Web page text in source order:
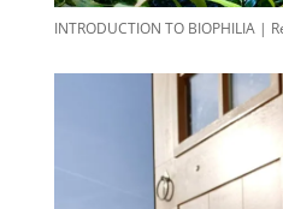
INTRODUCTION TO BIOPHILIA |